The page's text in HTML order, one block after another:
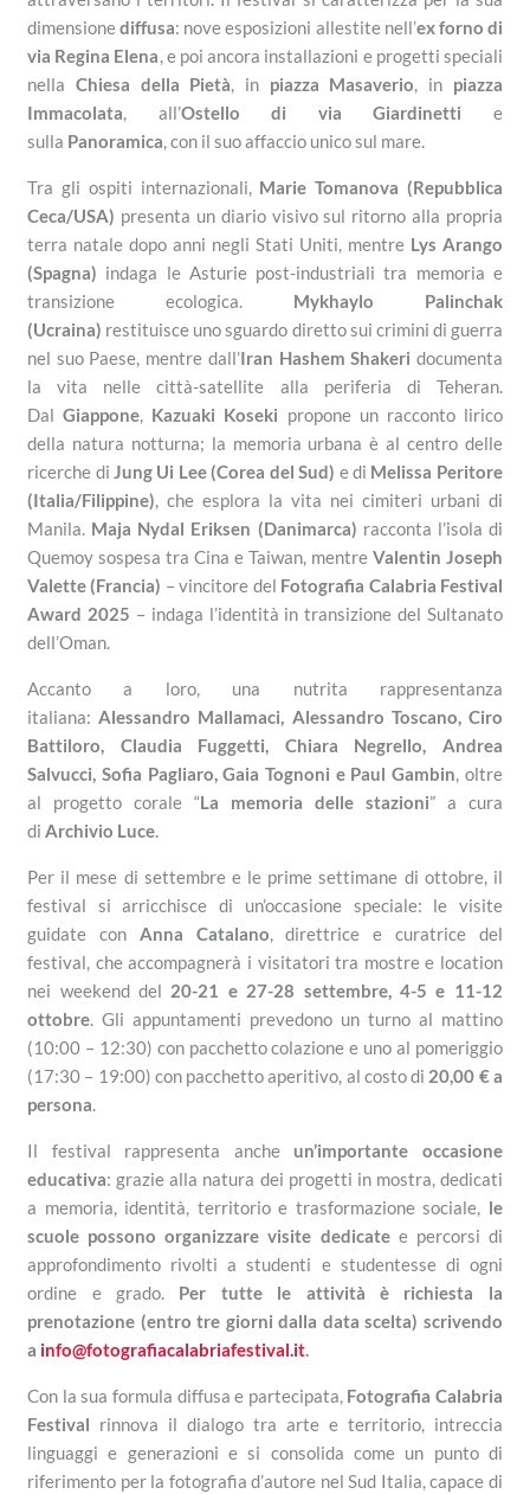
dimensionediffusa: nove esposizioni allestite nell’ex forno di
via Regina Elena, e poi ancora installazioni e progetti speciali
nella Chiesa della Pietà, in piazza Masaverio, in piazza
Immacolata, all’Ostello di via Giardinetti e
sulla Panoramica, con il suo affaccio unico sul mare.
Tra gli ospiti internazionali, Marie Tomanova (Repubblica
Ceca/USA) presenta un diario visivo sul ritorno alla propria
terra natale dopo anni negli Stati Uniti, mentre Lys Arango
(Spagna) indaga le Asturie post-industriali tra memoria e
transizione ecologica. Mykhaylo Palinchak
(Ucraina) restituisce uno sguardo diretto sui crimini di guerra
nel suo Paese, mentre dall’Iran Hashem Shakeri documenta
la vita nelle città-satellite alla periferia di Teheran.
DalGiappone, Kazuaki Koseki propone un racconto lirico
della natura notturna; la memoria urbana è al centro delle
ricerche di Jung Ui Lee (Corea del Sud) e di Melissa Peritore
(Italia/Filippine), che esplora la vita nei cimiteri urbani di
Manila. Maja Nydal Eriksen (Danimarca) racconta l’isola di
Quemoy sospesa tra Cina e Taiwan, mentre Valentin Joseph
Valette (Francia) – vincitore del Fotografia Calabria Festival
Award 2025 – indaga l’identità in transizione del Sultanato
dell’Oman.
Accanto a loro, una nutrita rappresentanza
italiana:Alessandro Mallamaci, Alessandro Toscano, Ciro
Battiloro, Claudia Fuggetti, Chiara Negrello, Andrea
Salvucci, Sofia Pagliaro, Gaia Tognoni e Paul Gambin, oltre
al progetto corale “La memoria delle stazioni” a cura
diArchivio Luce.
Per il mese di settembre e le prime settimane di ottobre, il
festival si arricchisce di un’occasione speciale: le visite
guidate con Anna Catalano, direttrice e curatrice del
festival, che accompagnerà i visitatori tra mostre e location
nei weekend del 20-21 e 27-28 settembre, 4-5 e 11-12
ottobre. Gli appuntamenti prevedono un turno al mattino
(10:00 – 12:30) con pacchetto colazione e uno al pomeriggio
(17:30 – 19:00) con pacchetto aperitivo, al costo di 20,00 € a
persona.
Il festival rappresenta anche un’importante occasione
educativa: grazie alla natura dei progetti in mostra, dedicati
a memoria, identità, territorio e trasformazione sociale, le
scuole possono organizzare visite dedicatee percorsi di
approfondimento rivolti a studenti e studentesse di ogni
ordine e grado. Per tutte le attività è richiesta la
prenotazione (entro tre giorni dalla data scelta) scrivendo
a info@fotografiacalabriafestival.it.
Con la sua formula diffusa e partecipata, Fotografia Calabria
Festival rinnova il dialogo tra arte e territorio, intreccia
linguaggi e generazioni e si consolida come un punto di
riferimento per la fotografia d’autore nel Sud Italia, capace di